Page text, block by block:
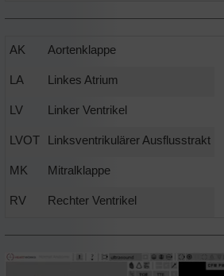
AK Aortenklappe
LA Linkes Atrium
LV Linker Ventrikel
LVOT Linksventrikulärer Ausflusstrakt
MK Mitralklappe
RV Rechter Ventrikel